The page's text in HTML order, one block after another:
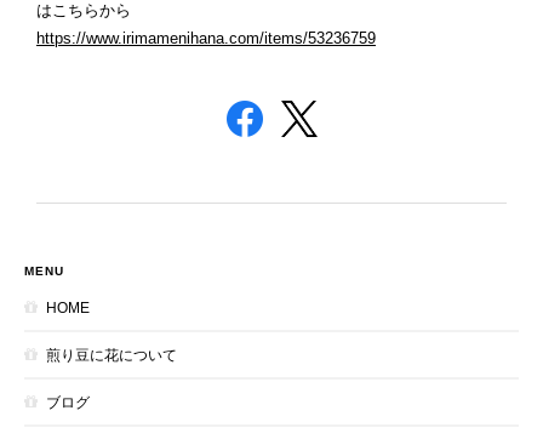
はこちらから
https://www.irimamenihana.com/items/53236759
MENU
HOME
煎り豆に花について
ブログ